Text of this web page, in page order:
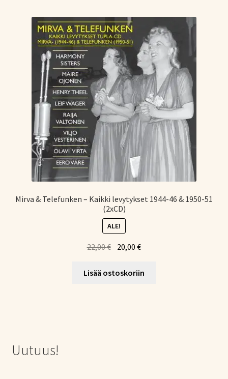
Mirva & Telefunken – Kaikki levytykset 1944-46 & 1950-51
(2xCD)
ALE!
22,00€ Alkuperäinen
oli:
20,00€Nykyinen
on:
Lisää ostoskoriin
Uutuus!